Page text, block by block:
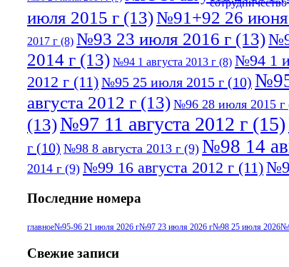
июля 2015 г (13)№91+92 26 июня
2017 г (8) №93 23 июля 2016 г (13)
2014 г (13) №94 1 августа 2013 г (8) №94 1
2012 г (11)№95 25 июля 2015 г (10)
августа 2012 г (13) №96 28 июля 2015 г
(13)№97 11 августа 2012 г (15)
г (10) №98 8 августа 2013 г (9) №98 14
2014 г (9) №99 16 августа 2012 г (11)
Последние номера
главное№95-96 21 июля 2026 г№97 23 июля 2026 г№98 25 июля 2026
Свежие записи